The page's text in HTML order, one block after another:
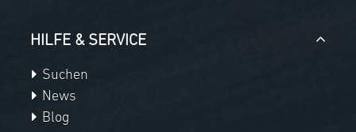
HILFE & SERVICE
Suchen
News
Blog